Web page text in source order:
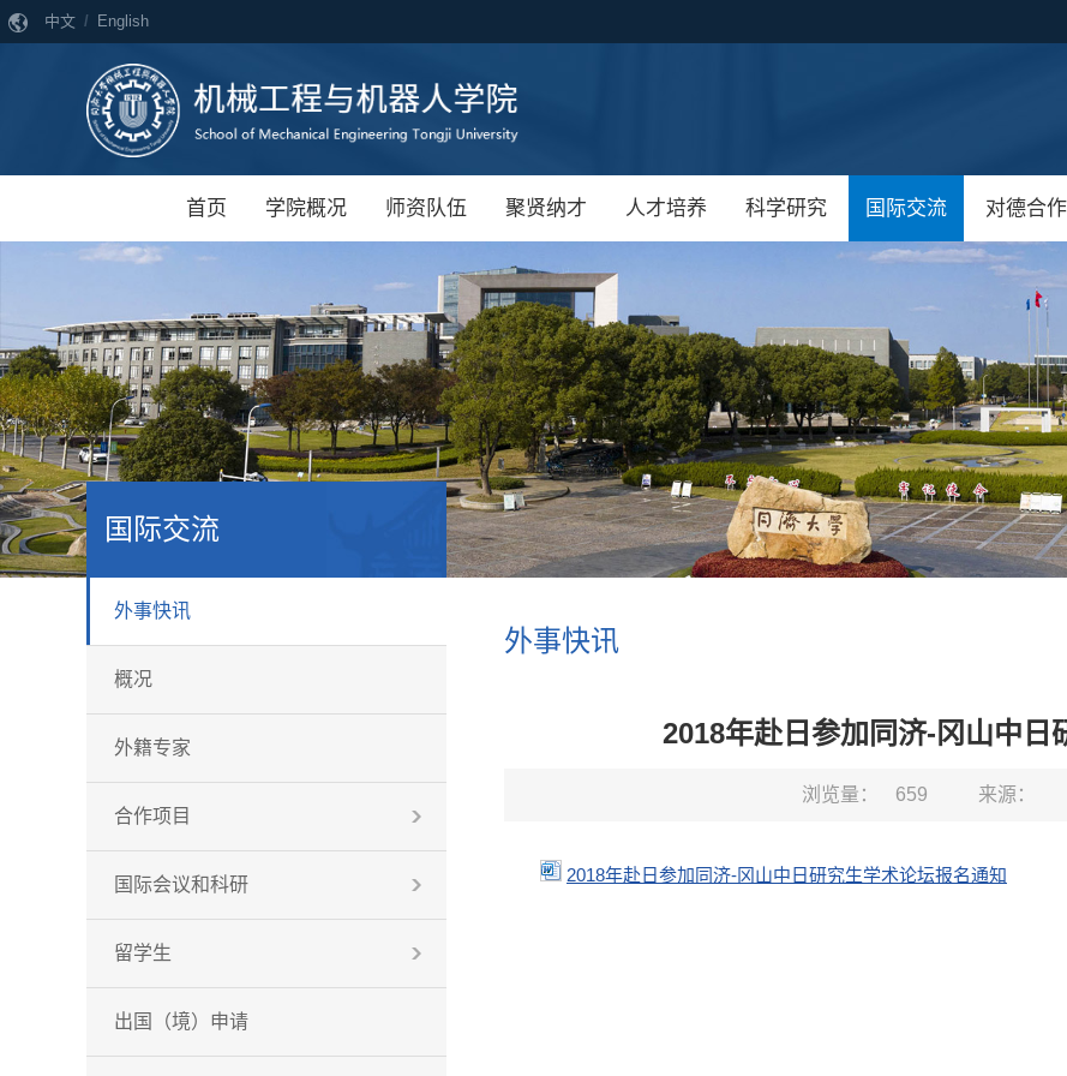
中文 / English
首页 学院概况 师资队伍 聚贤纳才 人才培养 科学研究 国际交流 对德合作
国际交流
外事快讯
概况
外籍专家
合作项目
国际会议和科研
留学生
出国（境）申请
外事快讯
2018年赴日参加同济-冈山中日
浏览量： 659 来源：
2018年赴日参加同济-冈山中日研究生学术论坛报名通知